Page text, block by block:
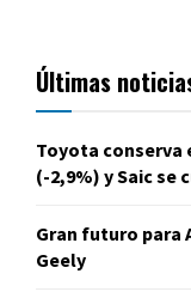
Últimas
Toyota conserva
(-2,9%) y Saic se
Gran futuro para
Geely